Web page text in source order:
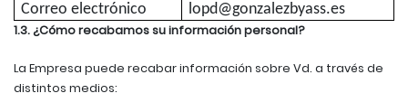
Correo electrónico
lopd@gonzalezbyass.es
1.3. ¿Cómo recabamos su información personal?
La Empresa puede recabar información sobre Vd. a través de
distintos medios: